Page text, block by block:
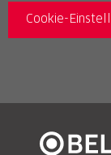
Cookie-